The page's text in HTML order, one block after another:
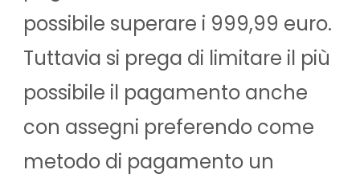
possibile superare i 999,99 euro.
Tuttavia si prega di limitare il più
possibile il pagamento anche
con assegni preferendo come
metodo di pagamento un